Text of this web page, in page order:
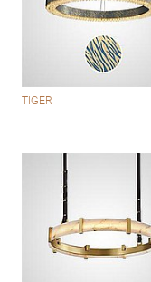
TIGER